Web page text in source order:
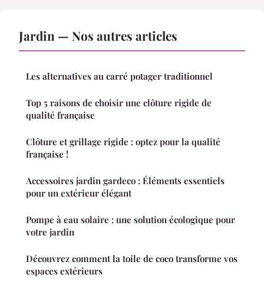
Jardin — Nos autres articles
Les alternatives au carré potager traditionnel
Top 5 raisons de choisir une clôture rigide de
qualité française
Clôture et grillage rigide : optez pour la qualité
française !
Accessoires jardin gardeco : Éléments essentiels
pour un extérieur élégant
Pompe à eau solaire : une solution écologique pour
votre jardin
Découvrez comment la toile de coco transforme vos
espaces extérieurs